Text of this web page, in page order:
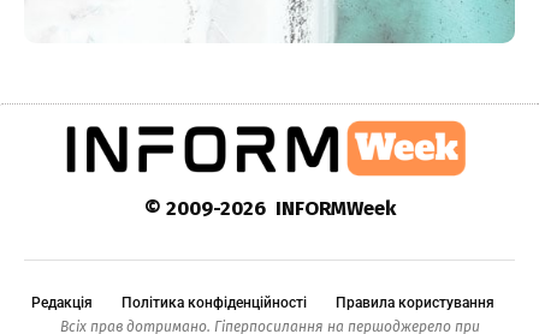
© 2009-2026 INFORMWeek
Редакція Політика конфіденційності
Правила користування
Всіх прав дотримано. Гіперпосилання на першоджерело при